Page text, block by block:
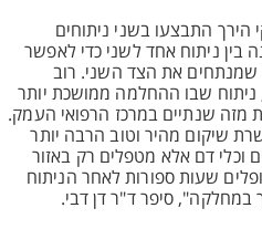
להחלפת 2 מפרקי הירך התבצעו בשני ניתוחים
ניתוח אחד לשני כדי לאפשר
את הצד השני. רוב
ניתוח שבו ההחלמה ממושכת יותר
שנתיים במרכז הרפואי העמק.
שיקום מהיר וטוב הרבה יותר
וכלי דם אלא מטפלים רק באזור
שעות ספורות לאחר הניתוח
במחלקה", סיפר ד"ר דן דבי.